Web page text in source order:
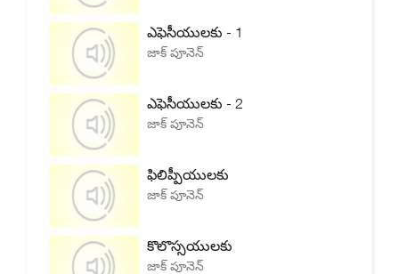
ఎఫెసీయులకు - 1
జాక్ పూనెన్
ఎఫెసీయులకు - 2
జాక్ పూనెన్
ఫిలిప్పీయులకు
జాక్ పూనెన్
కొలొస్సయులకు
జాక్ పూనెన్